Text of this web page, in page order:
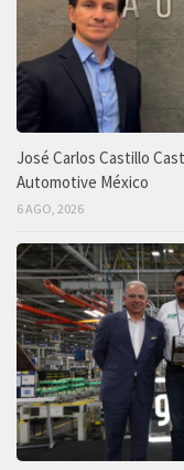
José Carlos Castillo
Automotive México
6 AGO, 2026